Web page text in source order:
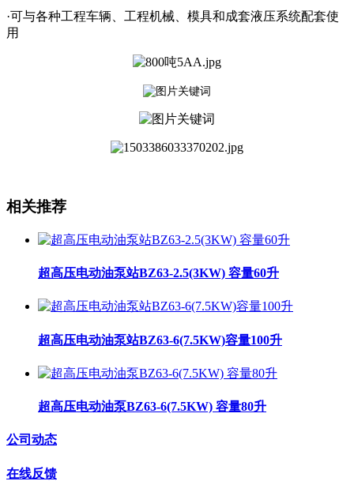
·可与各种工程车辆、工程机械、模具和成套液压系统配套使
用
相关推荐
超高压电动油泵站BZ63-2.5(3KW) 容量60升
超高压电动油泵站BZ63-6(7.5KW)容量100升
超高压电动油泵BZ63-6(7.5KW) 容量80升
公司动态
在线反馈